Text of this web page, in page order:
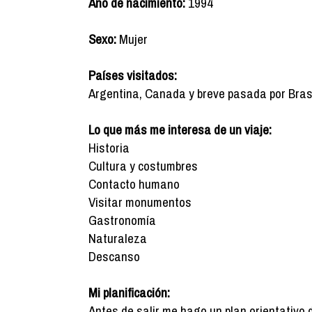
Sexo:Mujer
Países visitados:
Argentina, Canada y breve pasada por
Lo que más me interesa de un viaje:
Historia
Cultura y costumbres
Contacto humano
Visitar monumentos
Gastronomía
Naturaleza
Descanso
Mi planificación: